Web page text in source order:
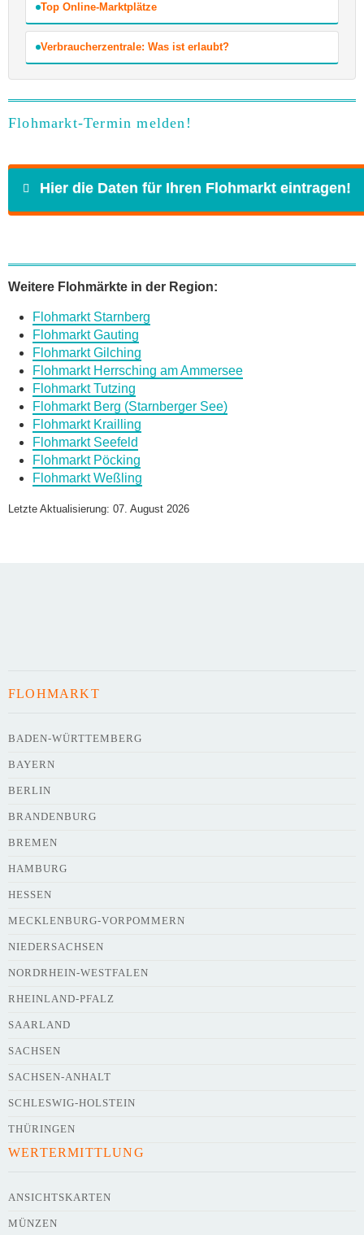
Top Online-Marktplätze
Verbraucherzentrale: Was ist erlaubt?
Flohmarkt-Termin melden!
Hier die Daten für Ihren Flohmarkt eintragen!
E-Mail*
Daten des Flohmarkts
Name des Flohmarkts
Webseite
Kurze Beschreibung des Flohmarkts
Kontaktdaten des Veranstalters
Weitere Flohmärkte in der Region:
Flohmarkt Starnberg
Flohmarkt Gauting
Flohmarkt Gilching
Flohmarkt Herrsching am Ammersee
Flohmarkt Tutzing
Flohmarkt Berg (Starnberger See)
Flohmarkt Krailling
Flohmarkt Seefeld
Flohmarkt Pöcking
Flohmarkt Weßling
Letzte Aktualisierung: 07. August 2026
FLOHMARKT
BADEN-WÜRTTEMBERG
BAYERN
BERLIN
BRANDENBURG
BREMEN
HAMBURG
HESSEN
MECKLENBURG-VORPOMMERN
NIEDERSACHSEN
NORDRHEIN-WESTFALEN
RHEINLAND-PFALZ
SAARLAND
SACHSEN
SACHSEN-ANHALT
SCHLESWIG-HOLSTEIN
THÜRINGEN
WERTERMITTLUNG
ANSICHTSKARTEN
MÜNZEN